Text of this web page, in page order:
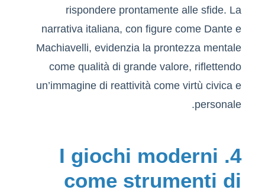
rispondere prontamente alle sfide. La
narrativa italiana, con figure come Dante e
Machiavelli, evidenzia la prontezza mentale
come qualità di grande valore, riflettendo
un’immagine di reattività come virtù civica e
personale.
4. I giochi moderni
come strumenti di